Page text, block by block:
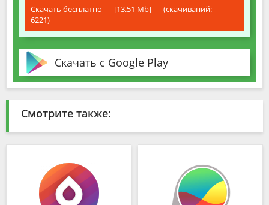
Скачать бесплатно [13.51 Mb]
(cкачиваний:
6221)
Скачать с Google Play
Смотрите также: